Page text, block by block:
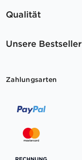
Qualität
Unsere Bestseller
Zahlungsarten